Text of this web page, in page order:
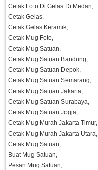
Cetak Foto Di Gelas Di Medan,
Cetak Gelas,
Cetak Gelas Keramik,
Cetak Mug Foto,
Cetak Mug Satuan,
Cetak Mug Satuan Bandung,
Cetak Mug Satuan Depok,
Cetak Mug Satuan Semarang,
Cetak Mug Satuan Jakarta,
Cetak Mug Satuan Surabaya,
Cetak Mug Satuan Jogja,
Cetak Mug Murah Jakarta Timur,
Cetak Mug Murah Jakarta Utara,
Cetak Mug Satuan,
Buat Mug Satuan,
Pesan Mug Satuan,